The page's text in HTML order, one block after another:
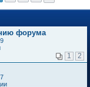
форума
1 2